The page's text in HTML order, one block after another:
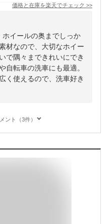
価格と在庫を楽天でチェック >>
イールの奥までしっか
材なので、大切なホイー
で隅々まできれいにでき
自転車の洗車にも最適。
く使えるので、洗車好き
ント（3件）